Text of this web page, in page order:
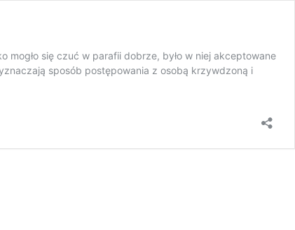
się czuć w parafii dobrze, było w niej akceptowane
sposób postępowania z osobą krzywdzoną i